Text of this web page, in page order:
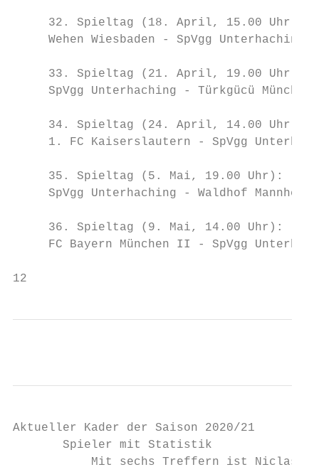
     32. Spieltag (18. April, 15.00 Uhr):
     Wehen Wiesbaden - SpVgg Unterhaching
     33. Spieltag (21. April, 19.00 Uhr):
     SpVgg Unterhaching - Türkgücü München
     34. Spieltag (24. April, 14.00 Uhr):
1. FC Kaiserslautern - SpVgg
     35. Spieltag (5. Mai, 19.00 Uhr):
     SpVgg Unterhaching - Waldhof Mannheim
     36. Spieltag (9. Mai, 14.00 Uhr):
FC Bayern München II - SpVgg
12
Aktueller Kader der Saison 2020/21
       Spieler mit Statistik
Mit sechs Treffern ist Niclas